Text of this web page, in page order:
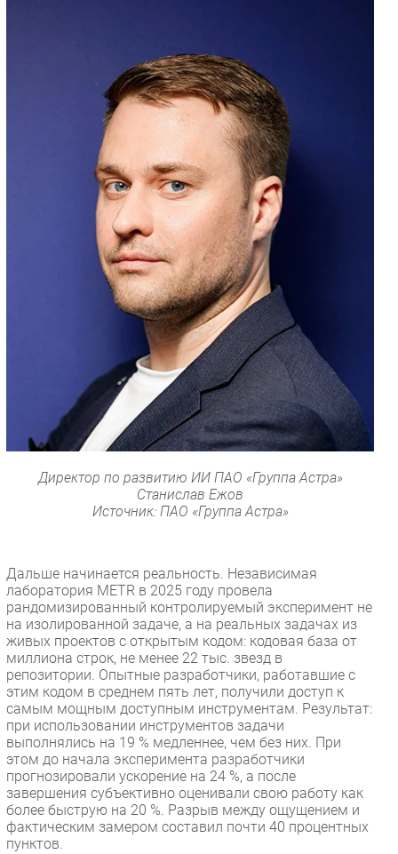
Директор по развитию ИИ ПАО «Группа Астра»
Станислав Ежов
Источник: ПАО «Группа Астра»
Дальше начинается реальность. Независимая
лаборатория METR в 2025 году провела
рандомизированный контролируемый эксперимент не
на изолированной задаче, а на реальных задачах из
живых проектов с открытым кодом: кодовая база от
миллиона строк, не менее 22 тыс. звезд в
репозитории. Опытные разработчики, работавшие с
этим кодом в среднем пять лет, получили доступ к
самым мощным доступным инструментам. Результат:
при использовании инструментов задачи
выполнялись на 19 % медленнее, чем без них. При
этом до начала эксперимента разработчики
прогнозировали ускорение на 24 %, а после
завершения субъективно оценивали свою работу как
более быструю на 20 %. Разрыв между ощущением и
фактическим замером составил почти 40 процентных
пунктов.